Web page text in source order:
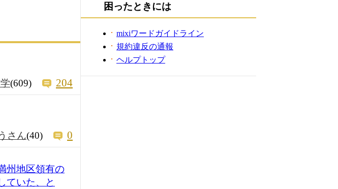
(609) 204
さん(40) 0
州地区領有の
ていた、と
困ったときには
mixiワードガイドライン
規約違反の通報
ヘルプトップ